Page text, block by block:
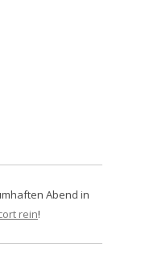
Abend in
rein!